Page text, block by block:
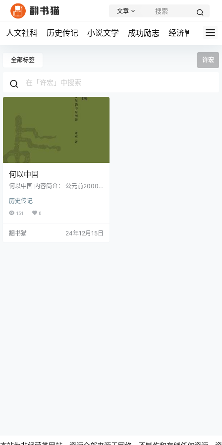
人文社科 历史传记 小说文学 成功励志 经济管理 学
文章
全部标签 许宏
何以中国
何以中国 内容简介： 公元前2000
节点。这个便于记忆的年份通常被
视为夏王朝的大致开端,但从考古发
而,正是在这一时期,中原地带发生了
历史传记
151 0
翻书猫 24年12月15日